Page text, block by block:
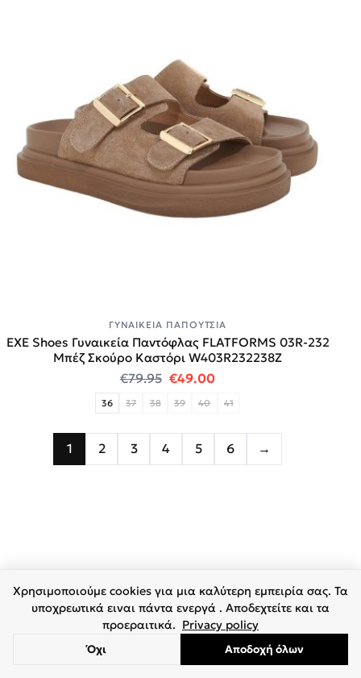
ΓΥΝΑΙΚΕΊΑ ΠΑΠΟΎΤΣΙΑ
EXE Shoes Γυναικεία Παντόφλας FLATFORMS 03R-232
Μπέζ Σκούρο Καστόρι W403R232238Z
€79.95 Original price was: €79.95.
€49.00Η τρέχουσα τιμή
36 37 38 39 40 41
1 2 3 4 5 6 →
Χρησιμοποιούμε cookies για μια καλύτερη εμπειρία σας. Τα
υποχρεωτικά ειναι πάντα ενεργά . Αποδεχτείτε και τα
προεραιτικά. Privacy policy
Όχι Αποδοχή όλων